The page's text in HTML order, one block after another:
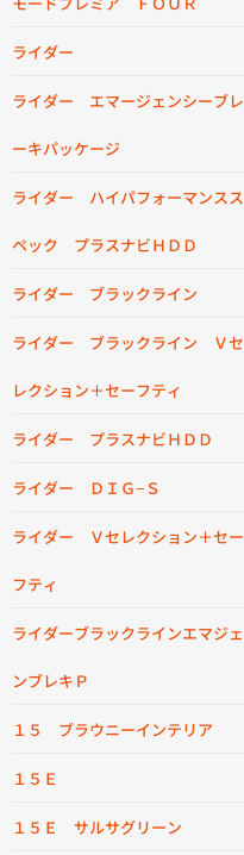
ライダー
ライダー エマージェンシーブレ
ーキパッケージ
ライダー ハイパフォーマンスス
ペック プラスナビＨＤＤ
ライダー ブラックライン
ライダー ブラックライン Ｖセ
レクション＋セーフティ
ライダー プラスナビＨＤＤ
ライダー ＤＩＧ−Ｓ
ライダー Ｖセレクション＋セー
フティ
ライダーブラックラインエマジェ
ンブレキＰ
１５ ブラウニーインテリア
１５Ｅ
１５Ｅ サルサグリーン